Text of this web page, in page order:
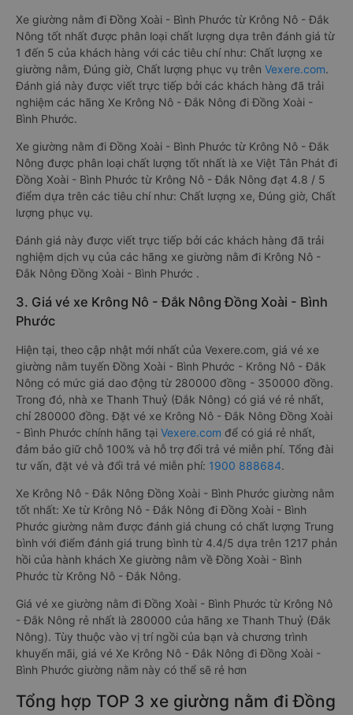
Xe giường nằm đi Đồng Xoài - Bình Phước từ Krông Nô - Đắk
Nông tốt nhất được phân loại chất lượng dựa trên đánh giá từ
1 đến 5 của khách hàng với các tiêu chí như: Chất lượng xe
giường nằm, Đúng giờ, Chất lượng phục vụ trên Vexere.com.
Đánh giá này được viết trực tiếp bởi các khách hàng đã trải
nghiệm các hãng Xe Krông Nô - Đắk Nông đi Đồng Xoài -
Bình Phước.
Xe giường nằm đi Đồng Xoài - Bình Phước từ Krông Nô - Đắk
Nông được phân loại chất lượng tốt nhất là xe Việt Tân Phát đi
Đồng Xoài - Bình Phước từ Krông Nô - Đắk Nông đạt 4.8 / 5
điểm dựa trên các tiêu chí như: Chất lượng xe, Đúng giờ, Chất
lượng phục vụ.
Đánh giá này được viết trực tiếp bởi các khách hàng đã trải
nghiệm dịch vụ của các hãng xe giường nằm đi Krông Nô -
Đắk Nông Đồng Xoài - Bình Phước .
3. Giá vé xe Krông Nô - Đắk Nông Đồng Xoài - Bình
Phước
Hiện tại, theo cập nhật mới nhất của Vexere.com, giá vé xe
giường nằm tuyến Đồng Xoài - Bình Phước - Krông Nô - Đắk
Nông có mức giá dao động từ 280000 đồng - 350000 đồng.
Trong đó, nhà xe Thanh Thuỷ (Đắk Nông) có giá vé rẻ nhất,
chỉ 280000 đồng. Đặt vé xe Krông Nô - Đắk Nông Đồng Xoài
- Bình Phước chính hãng tại Vexere.com để có giá rẻ nhất,
đảm bảo giữ chỗ 100% và hỗ trợ đổi trả vé miễn phí. Tổng đài
tư vấn, đặt vé và đổi trả vé miễn phí: 1900 888684.
Xe Krông Nô - Đắk Nông Đồng Xoài - Bình Phước giường nằm
tốt nhất: Xe từ Krông Nô - Đắk Nông đi Đồng Xoài - Bình
Phước giường nằm được đánh giá chung có chất lượng Trung
bình với điểm đánh giá trung bình từ 4.4/5 dựa trên 1217 phản
hồi của hành khách Xe giường nằm về Đồng Xoài - Bình
Phước từ Krông Nô - Đắk Nông.
Giá vé xe giường nằm đi Đồng Xoài - Bình Phước từ Krông Nô
- Đắk Nông rẻ nhất là 280000 của hãng xe Thanh Thuỷ (Đắk
Nông). Tùy thuộc vào vị trí ngồi của bạn và chương trình
khuyến mãi, giá vé Xe Krông Nô - Đắk Nông đi Đồng Xoài -
Bình Phước giường nằm này có thể sẽ rẻ hơn
Tổng hợp TOP 3 xe giường nằm đi Đồng